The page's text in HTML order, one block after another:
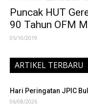
Puncak HUT
90 Tahun OFM
05/10/2019
ARTIKEL TERBARU
Hari Peringatan JPIC
06/08/2026